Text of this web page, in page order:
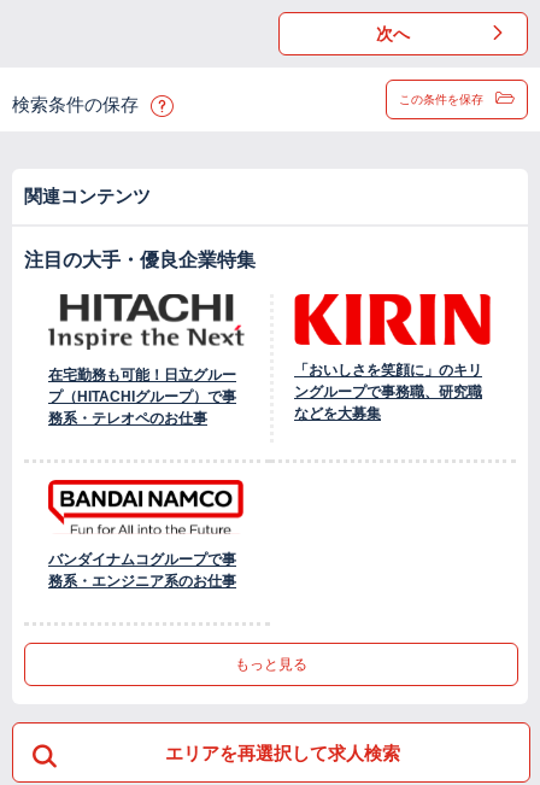
次へ
検索条件の保存 この条件を保存
関連コンテンツ
注目の大手・優良企業特集
在宅勤務も可能！日立グルー
プ（HITACHIグループ）で事
務系・テレオペのお仕事
「おいしさを笑顔に」のキリ
ングループで事務職、研究職
などを大募集
バンダイナムコグループで事
務系・エンジニア系のお仕事
もっと見る
エリアを再選択して求人検索